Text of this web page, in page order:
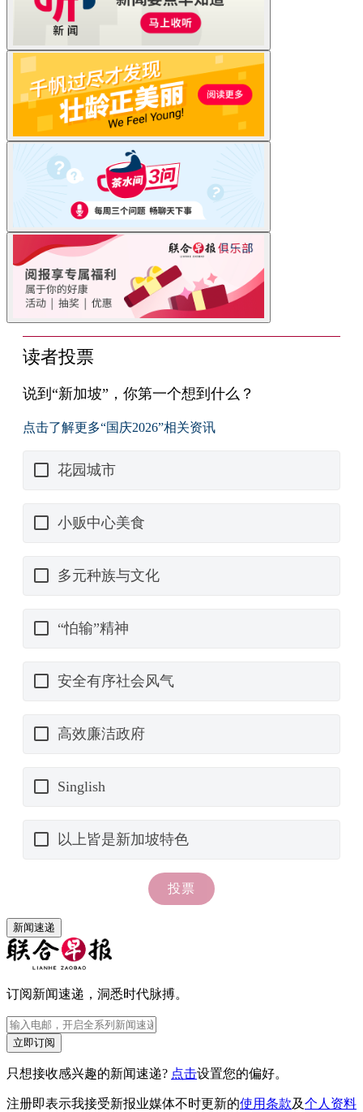
新闻速递
订阅新闻速递，洞悉时代脉搏。
立即订阅
只想接收感兴趣的新闻速递? 点击设置您的偏好。
注册即表示我接受新报业媒体不时更新的使用条款及个人资料